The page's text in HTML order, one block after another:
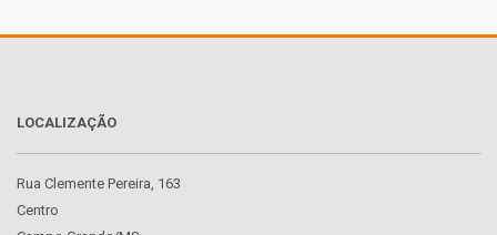
LOCALIZAÇÃO
Rua Clemente Pereira, 163
Centro